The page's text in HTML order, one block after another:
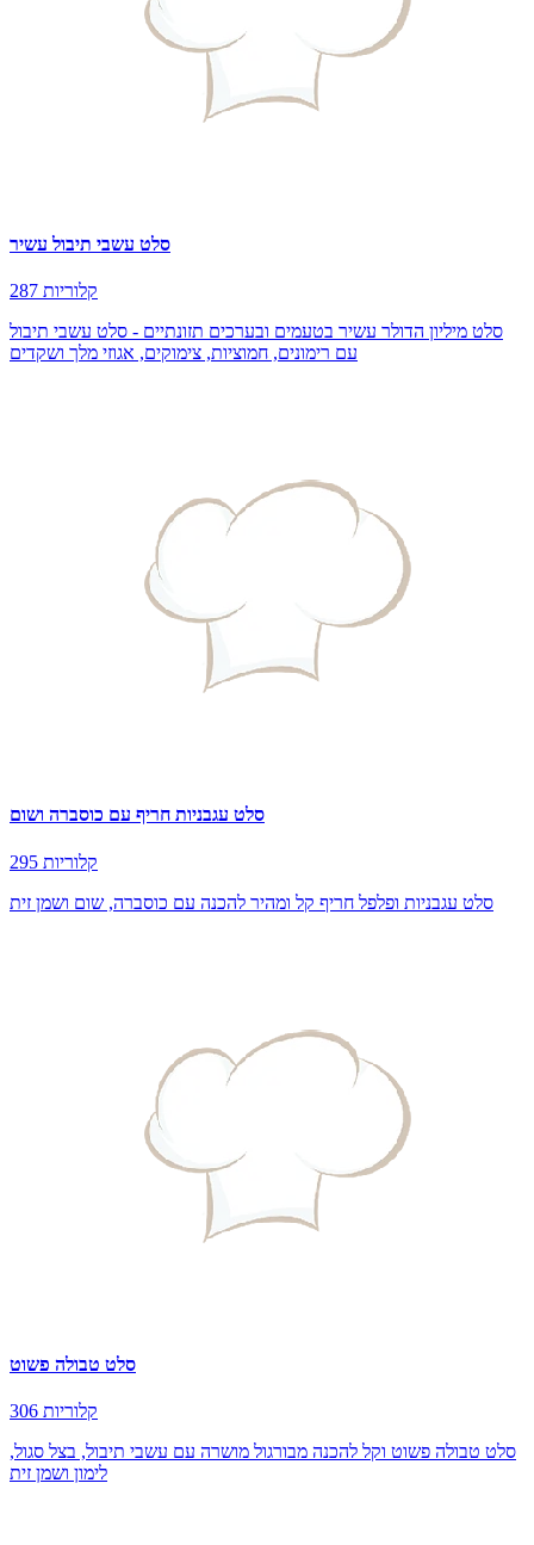
סלט עשבי תיבול עשיר
287 קלוריות
סלט מיליון הדולר עשיר בטעמים ובערכים תזונתיים - סלט עשבי תיבול
עם רימונים, חמוציות, צימוקים, אגוזי מלך ושקדים
סלט עגבניות חריף עם כוסברה ושום
295 קלוריות
סלט עגבניות ופלפל חריף קל ומהיר להכנה עם כוסברה, שום ושמן זית
סלט טבולה פשוט
306 קלוריות
סלט טבולה פשוט וקל להכנה מבורגול מושרה עם עשבי תיבול, בצל סגול,
לימון ושמן זית